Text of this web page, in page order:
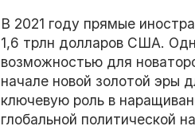
В 2021 году прямые
1,6 трлн долларов США.
возможностью для
начале новой золотой эры
ключевую роль в
глобальной политической